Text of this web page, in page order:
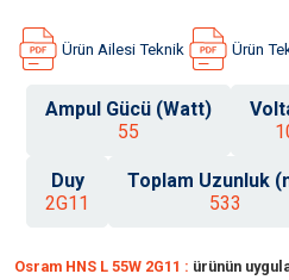
Ürün Ailesi Teknik Ürün
Ampul Gücü (Watt)
55
Duy
2G11
Toplam Uzunluk
533
Osram HNS L 55W 2G11 : ürünün